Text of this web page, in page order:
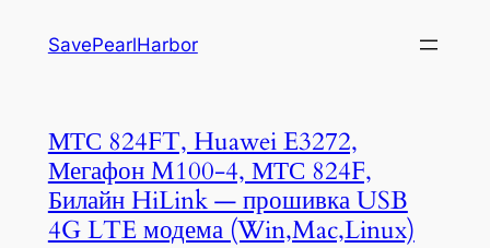
SavePearlHarbor
МТС 824FT, Huawei E3272,
Мегафон M100-4, МТС 824F,
Билайн HiLink — прошивка USB
4G LTE модема (Win,Mac,Linux)